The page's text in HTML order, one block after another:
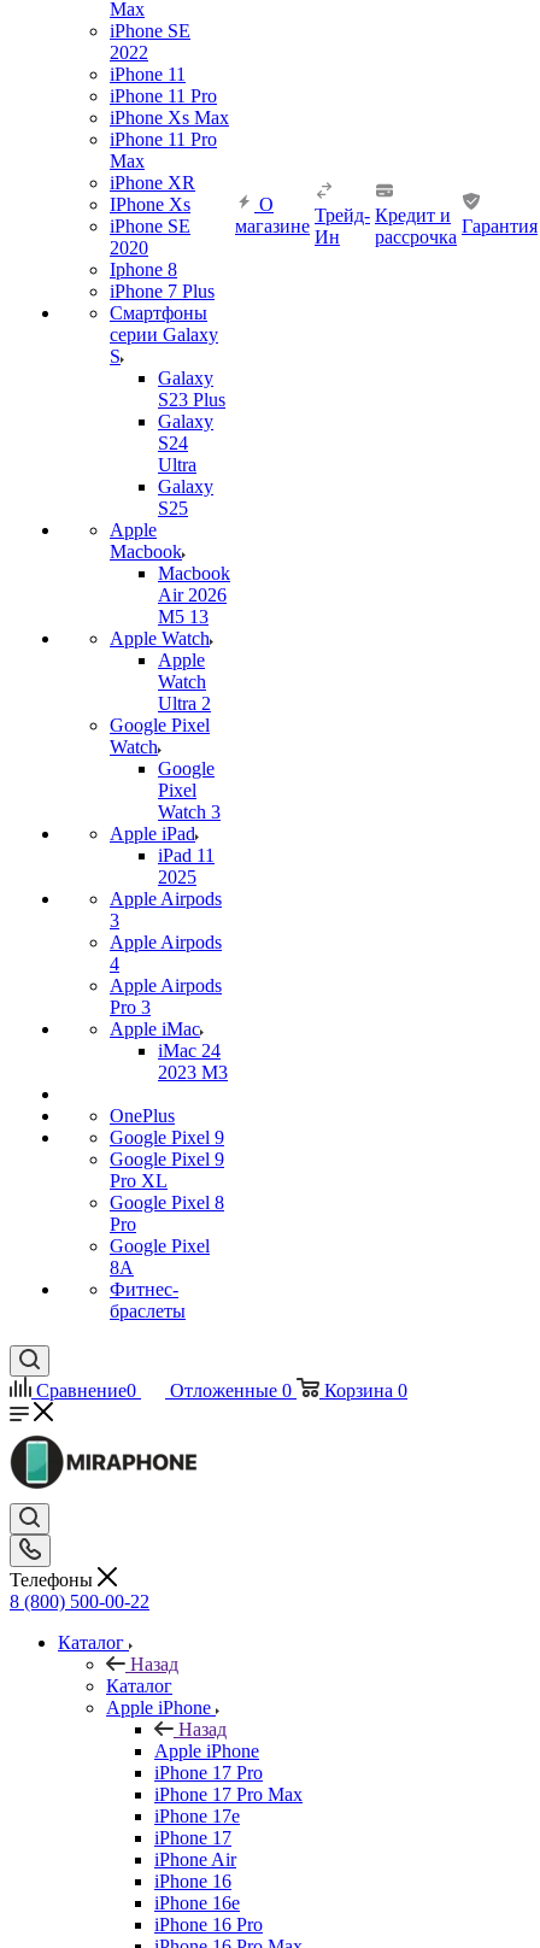
Max
iPhone SE
2022
iPhone 11
iPhone 11 Pro
iPhone Xs Max
iPhone 11 Pro
Max
iPhone XR
IPhone Xs
iPhone SE
2020
Iphone 8
iPhone 7 Plus
Смартфоны
серии Galaxy
S
Galaxy
S23 Plus
Galaxy
S24
Ultra
Galaxy
S25
Apple
Macbook
Macbook
Air 2026
M5 13
Apple Watch
Apple
Watch
Ultra 2
Google Pixel
Watch
Google
Pixel
Watch 3
Apple iPad
iPad 11
2025
Apple Airpods
3
Apple Airpods
4
Apple Airpods
Pro 3
Apple iMac
iMac 24
2023 M3
OnePlus
Google Pixel 9
Google Pixel 9
Pro XL
Google Pixel 8
Pro
Google Pixel
8A
Фитнес-
браслеты
О
магазине
Трейд-
Ин
Кредит и
рассрочка
Гарантия
Сравнение0 Отложенные 0 Корзина 0
Телефоны
8 (800) 500-00-22
Каталог
Назад
Каталог
Apple iPhone
Назад
Apple iPhone
iPhone 17 Pro
iPhone 17 Pro Max
iPhone 17e
iPhone 17
iPhone Air
iPhone 16
iPhone 16e
iPhone 16 Pro